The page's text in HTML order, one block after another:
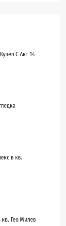
С Акт 14
в кв.
кв. Гео Милев